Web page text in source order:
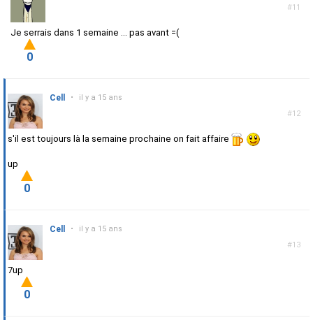
#11
Je serrais dans 1 semaine ... pas avant =(
0
#12
Cell • il y a 15 ans
s'il est toujours là la semaine prochaine on fait affaire
up
0
#13
Cell • il y a 15 ans
7up
0